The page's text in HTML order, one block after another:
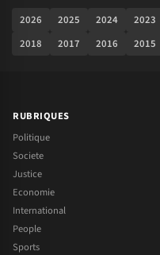
2026 2025 2024 2023
2018
2017 2016 2015
RUBRIQUES
Politique
Societe
Justice
Economie
International
People
Sports